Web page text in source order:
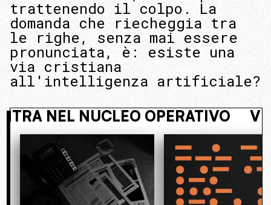
trattenendo il colpo. La
domanda che riecheggia tra
le righe, senza mai essere
pronunciata, è: esiste una
via cristiana
all'intelligenza artificiale?
ENTRA NEL NUCLEO